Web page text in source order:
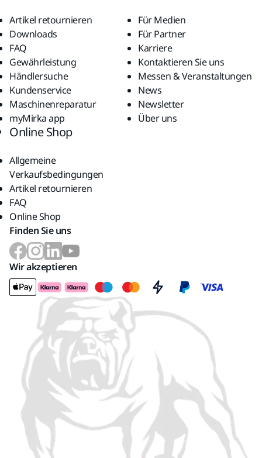
Artikel retournieren
Downloads
FAQ
Gewährleistung
Händlersuche
Kundenservice
Maschinenreparatur
myMirka app
Für Medien
Für Partner
Karriere
Kontaktieren Sie uns
Messen & Veranstaltungen
News
Newsletter
Über uns
Online Shop
Allgemeine
Verkaufsbedingungen
Artikel retournieren
FAQ
Online Shop
Finden Sie uns
Wir akzeptieren